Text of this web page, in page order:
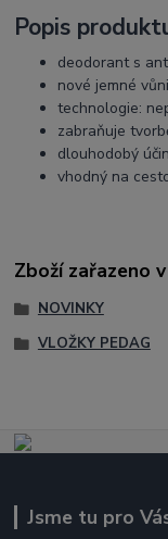
Popis
deodorant s
nové jemné
technologie:
zabraňuje
dlouhodobý
vhodný na
Zboží zařazeno
NOVINKY
VLOŽKY PEDAG
Jsme tu pro